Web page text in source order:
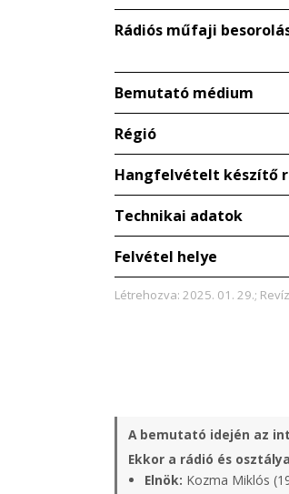
Rádiós műfaji
Bemutató médium
Régió
Hangfelvételt készítő
Technikai adatok
Felvétel helye
Létrehozva: 2025. 01. 29.;
A bemutató idején az
Ekkor a rádió és
Elnök: Kozma Miklós